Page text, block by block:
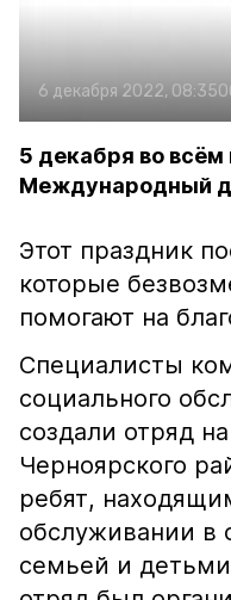
6 декабря 2022, 08:35
5 декабря во
Международный
Этот праздник
которые
помогают на
Специалисты
социального
создали отряд
Черноярского
ребят,
обслуживании в
семьей и